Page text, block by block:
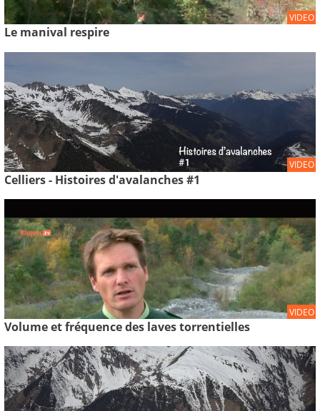
VIDEO
Le manival respire
VIDEO
Celliers - Histoires d'avalanches #1
VIDEO
Volume et fréquence des laves torrentielles